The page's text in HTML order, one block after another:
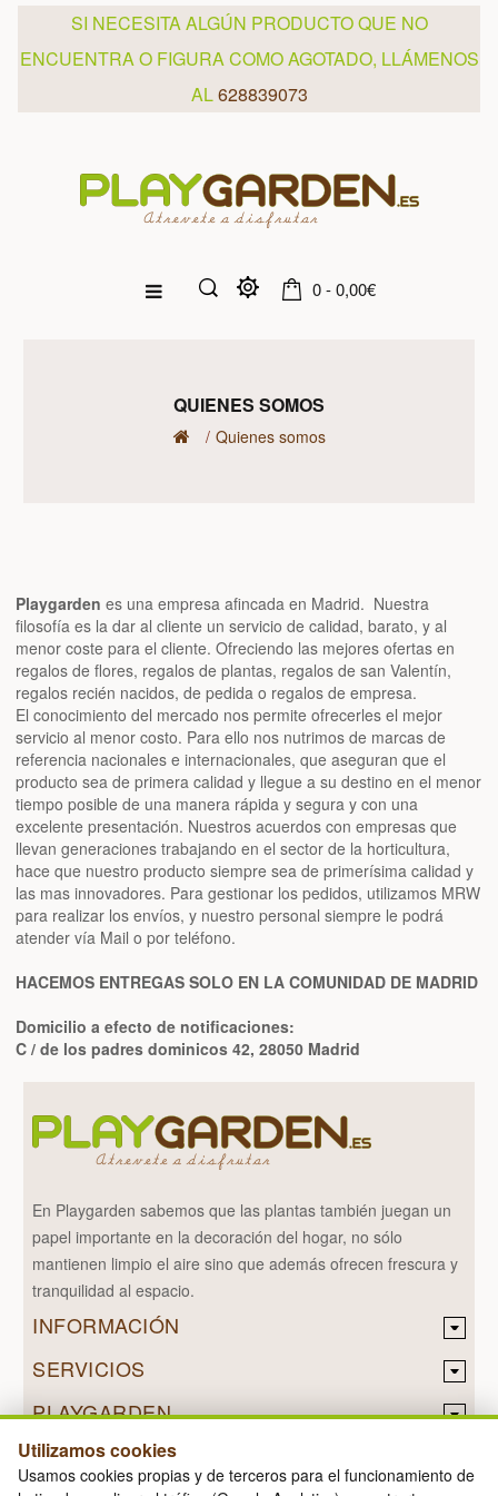
SI NECESITA ALGÚN PRODUCTO QUE NO
ENCUENTRA O FIGURA COMO AGOTADO, LLÁMENOS
AL628839073
0 - 0,00€
QUIENES SOMOS
Quienes somos
Playgarden es una empresa afincada en Madrid. Nuestra
filosofía es la dar al cliente un servicio de calidad, barato, y al
menor coste para el cliente. Ofreciendo las mejores ofertas en
regalos de flores, regalos de plantas, regalos de san Valentín,
regalos recién nacidos, de pedida o regalos de empresa.
El conocimiento del mercado nos permite ofrecerles el mejor
servicio al menor costo. Para ello nos nutrimos de marcas de
referencia nacionales e internacionales, que aseguran que el
producto sea de primera calidad y llegue a su destino en el menor
tiempo posible de una manera rápida y segura y con una
excelente presentación. Nuestros acuerdos con empresas que
llevan generaciones trabajando en el sector de la horticultura,
hace que nuestro producto siempre sea de primerísima calidad y
las mas innovadores. Para gestionar los pedidos, utilizamos MRW
para realizar los envíos, y nuestro personal siempre le podrá
atender vía Mail o por teléfono.
HACEMOS ENTREGAS SOLO EN LA COMUNIDAD DE MADRID
Domicilio a efecto de notificaciones:
C / de los padres dominicos 42, 28050 Madrid
En Playgarden sabemos que las plantas también juegan un
papel importante en la decoración del hogar, no sólo
mantienen limpio el aire sino que además ofrecen frescura y
tranquilidad al espacio.
INFORMACIÓN
SERVICIOS
PLAYGARDEN
Utilizamos cookies
Usamos cookies propias y de terceros para el funcionamiento de